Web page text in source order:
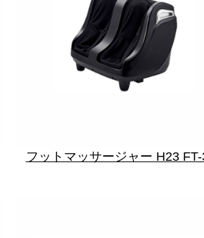
フットマッサージャー H23